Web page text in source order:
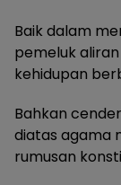
Baik dalam
pemeluk
kehidupan
Bahkan
diatas agama
rumusan